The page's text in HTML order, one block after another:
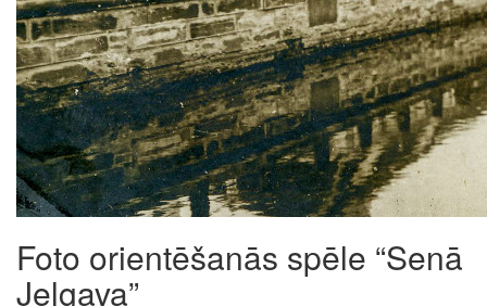
Foto orientēšanās spēle “Senā
Jelgava”